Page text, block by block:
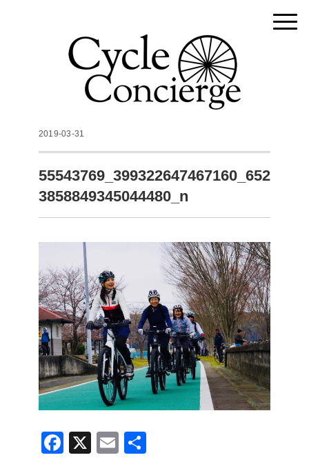
2019-03-31
55543769_399322647467160_652
3858849345044480_n
F
X
E